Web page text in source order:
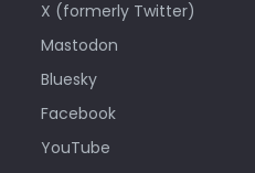
X (formerly Twitter)
Mastodon
Bluesky
Facebook
YouTube